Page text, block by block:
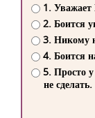
1.
2. Боится
3. Никому
4. Боится
5. Просто
не сделать.